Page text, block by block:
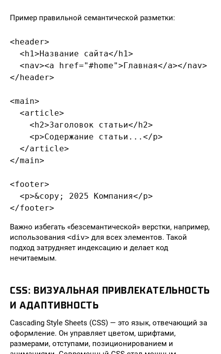
Пример правильной семантической разметки:
<header>
  <h1>Название сайта</h1>
  <nav><a href="#home">Главная</a></nav>
</header>
<main>
  <article>
    <h2>Заголовок статьи</h2>
    <p>Содержание статьи...</p>
  </article>
</main>
<footer>
  <p>&copy; 2025 Компания</p>
</footer>
Важно избегать «безсемантической» верстки, например,
использования <div> для всех элементов. Такой
подход затрудняет индексацию и делает код
нечитаемым.
CSS: ВИЗУАЛЬНАЯ ПРИВЛЕКАТЕЛЬНОСТЬ
И АДАПТИВНОСТЬ
Cascading Style Sheets (CSS) — это язык, отвечающий за
оформление. Он управляет цветом, шрифтами,
размерами, отступами, позиционированием и